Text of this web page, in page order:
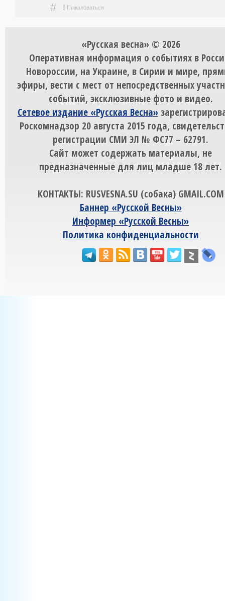
# ! Пожаловаться
«Русская весна» © 2026
Оперативная информация о событиях в
Новороссии, на Украине, в Сирии и мире,
эфиры, вести с мест от непосредственных
событий, эксклюзивные фото и видео.
Сетевое издание «Русская Весна»
Роскомнадзор 20 августа 2015 года,
регистрации СМИ ЭЛ № ФС77 – 62791.
Сайт может содержать материалы, не
предназначенные для лиц младше 18 лет.
КОНТАКТЫ: RUSVESNA.SU (собака) GMAIL.COM
Баннер «Русской Весны»
Информер «Русской Весны»
Политика конфиденциальности